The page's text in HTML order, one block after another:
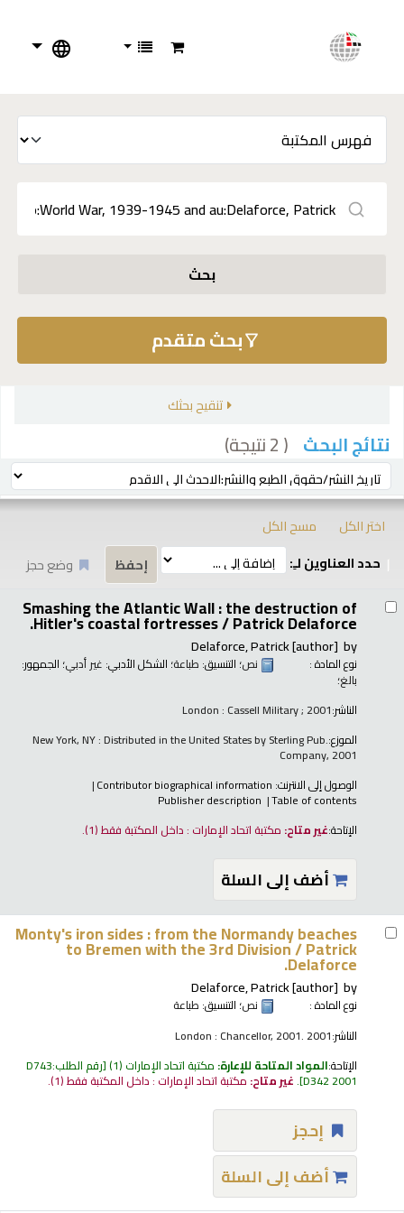
بحث
بحث متقدم
تنقيح بحثك
نتائج البحث ( 2 نتيجة)
ترتيب بواسطة:
اختر الكل
مسح الكل
حدد العناوين لـِ:
وضع حجز
Smashing the Atlantic Wall : the destruction of
Hitler's coastal fortresses /Patrick Delaforce.
by
Delaforce, Patrick[author]
نوع المادة : نص؛ التنسيق: طباعة؛ الشكل الأدبي: غير أدبي؛ الجمهور:
بالغ؛
الناشر:London : Cassell Military ; 2001
الموزع:New York, NY : Distributed in the United States by Sterling Pub.
Company, 2001
الوصول إلى الانترنت: Contributor biographical information
Table of contents
Publisher description
الإتاحة:غير متاح: مكتبة اتحاد الإمارات : داخل المكتبة فقط(1).
أضف إلى السلة
Monty's iron sides : from the Normandy beaches
to Bremen with the 3rd Division /Patrick
Delaforce.
by
Delaforce, Patrick[author]
نوع المادة : نص؛ التنسيق: طباعة
الناشر:London : Chancellor, 2001. 2001
الإتاحة:المواد المتاحة للإعارة: مكتبة اتحاد الإمارات (1) رقم الطلب:D743
D342 2001
.غير متاح: مكتبة اتحاد الإمارات : داخل المكتبة فقط(1).
إحجز
أضف إلى السلة